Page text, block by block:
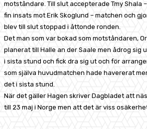
motståndare. Till slut accepterade Tmy Shala
fin insats mot Erik Skoglund – matchen och
blev till slut stoppad i åttonde ronden.
Det man som var bokad som motståndaren,
planerat till Halle an der Saale men ådrog sig
i sista stund och fick dra sig ut och för
som själva huvudmatchen hade havererat
det i sista stund.
När det gäller Hagen skriver Dagbladet att
till 23 maj i Norge men att det är viss